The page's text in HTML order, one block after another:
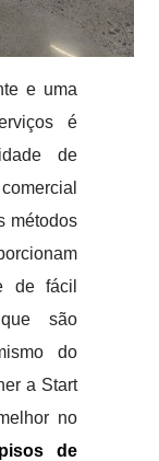
e uma
é
de
métodos
de fácil
que são
do
a Start
no
de